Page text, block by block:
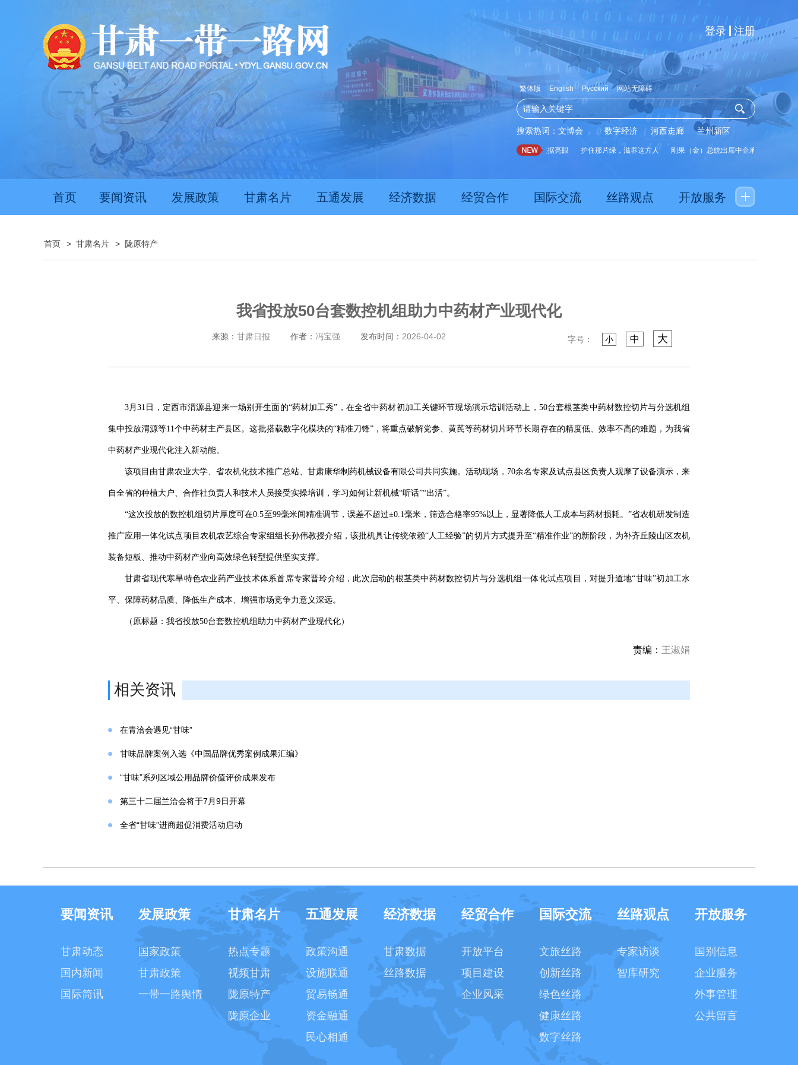
登录 注册
繁体版 English Русский 网站无障碍
搜索热词： 文博会 数字经济 河西走廊 兰州新区
推动经济持续向新向优向好发展 甘肃上半年新质生产力发展数据亮眼 护住那片绿，滋养这方人 刚果（金）总统出席中企承建水厂启用仪式
首页 要闻资讯 发展政策 甘肃名片 五通发展 经济数据 经贸合作 国际交流 丝路观点 开放服务
首页 > 甘肃名片 > 陇原特产
我省投放50台套数控机组助力中药材产业现代化
来源： 甘肃日报 作者： 冯宝强 发布时间： 2026-04-02 字号： 小 中 大
3月31日，定西市渭源县迎来一场别开生面的“药材加工秀”，在全省中药材初加工关键环节现场演示培训活动上，50台套根茎类中药材数控切片与分选机组
集中投放渭源等11个中药材主产县区。这批搭载数字化模块的“精准刀锋”，将重点破解党参、黄芪等药材切片环节长期存在的精度低、效率不高的难题，为我省
中药材产业现代化注入新动能。
该项目由甘肃农业大学、省农机化技术推广总站、甘肃康华制药机械设备有限公司共同实施。活动现场，70余名专家及试点县区负责人观摩了设备演示，来
自全省的种植大户、合作社负责人和技术人员接受实操培训，学习如何让新机械“听话”“出活”。
“这次投放的数控机组切片厚度可在0.5至99毫米间精准调节，误差不超过±0.1毫米，筛选合格率95%以上，显著降低人工成本与药材损耗。”省农机研发制造
推广应用一体化试点项目农机农艺综合专家组组长孙伟教授介绍，该批机具让传统依赖“人工经验”的切片方式提升至“精准作业”的新阶段，为补齐丘陵山区农机
装备短板、推动中药材产业向高效绿色转型提供坚实支撑。
甘肃省现代寒旱特色农业药产业技术体系首席专家晋玲介绍，此次启动的根茎类中药材数控切片与分选机组一体化试点项目，对提升道地“甘味”初加工水
平、保障药材品质、降低生产成本、增强市场竞争力意义深远。
（原标题：我省投放50台套数控机组助力中药材产业现代化）
责编： 王淑娟
相关资讯
在青洽会遇见“甘味”
甘味品牌案例入选《中国品牌优秀案例成果汇编》
“甘味”系列区域公用品牌价值评价成果发布
第三十二届兰洽会将于7月9日开幕
全省“甘味”进商超促消费活动启动
要闻资讯
甘肃动态
国内新闻
国际简讯
发展政策
国家政策
甘肃政策
一带一路舆情
甘肃名片
热点专题
视频甘肃
陇原特产
陇原企业
五通发展
政策沟通
设施联通
贸易畅通
资金融通
民心相通
经济数据
甘肃数据
丝路数据
经贸合作
开放平台
项目建设
企业风采
国际交流
文旅丝路
创新丝路
绿色丝路
健康丝路
数字丝路
丝路观点
专家访谈
智库研究
开放服务
国别信息
企业服务
外事管理
公共留言